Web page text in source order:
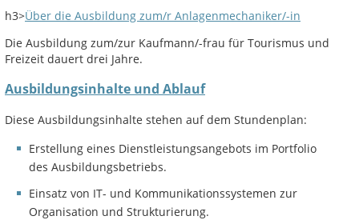
h3>Über die Ausbildung zum/r Anlagenmechaniker/-in
Die Ausbildung zum/zur Kaufmann/-frau für Tourismus und
Freizeit dauert drei Jahre.
Ausbildungsinhalte und Ablauf
Diese Ausbildungsinhalte stehen auf dem Stundenplan:
Erstellung eines Dienstleistungsangebots im Portfolio
des Ausbildungsbetriebs.
Einsatz von IT- und Kommunikationssystemen zur
Organisation und Strukturierung.